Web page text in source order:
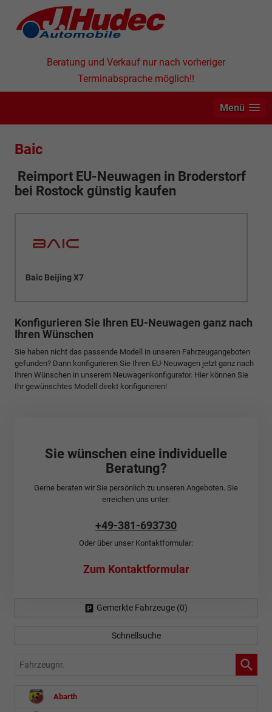
Beratung und Verkauf nur nach vorheriger
Terminabsprache möglich!!
Menü
Baic
Reimport EU-Neuwagen in Broderstorf
bei Rostock günstig kaufen
Baic Beijing X7
Konfigurieren Sie Ihren EU-Neuwagen ganz nach
Ihren Wünschen
Sie haben nicht das passende Modell in unseren Fahrzeugangeboten
gefunden? Dann konfigurieren Sie Ihren EU-Neuwagen jetzt ganz nach
Ihren Wünschen in unserem Neuwagenkonfigurator. Hier können Sie
Ihr gewünschtes Modell direkt konfigurieren!
Sie wünschen eine individuelle
Beratung?
Gerne beraten wir Sie persönlich zu unseren Angeboten. Sie
erreichen uns unter:
+49-381-693730
Oder über unser Kontaktformular:
Zum Kontaktformular
Gemerkte Fahrzeuge (0)
Schnellsuche
Fahrzeugnr.
Abarth